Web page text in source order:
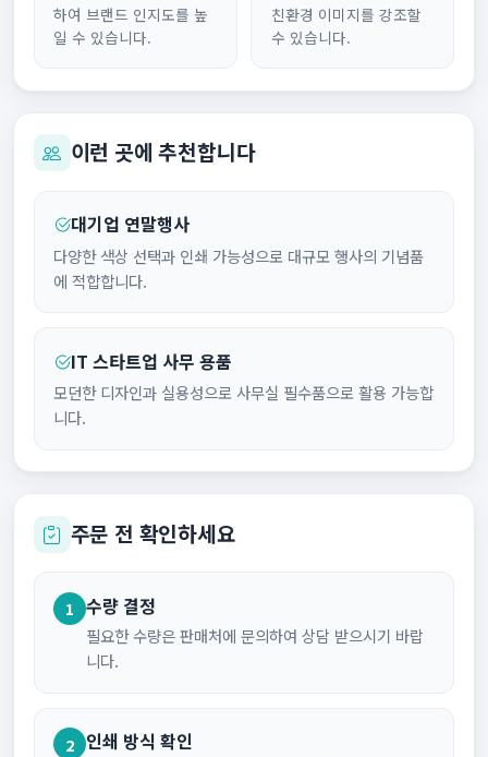
하여 브랜드 인지도를 높
일 수 있습니다.
친환경 이미지를 강조할
수 있습니다.
이런 곳에 추천합니다
대기업 연말행사
다양한 색상 선택과 인쇄 가능성으로 대규모 행사의 기념품
에 적합합니다.
IT 스타트업 사무 용품
모던한 디자인과 실용성으로 사무실 필수품으로 활용 가능합
니다.
주문 전 확인하세요
1 수량 결정
필요한 수량은 판매처에 문의하여 상담 받으시기 바랍
니다.
2 인쇄 방식 확인